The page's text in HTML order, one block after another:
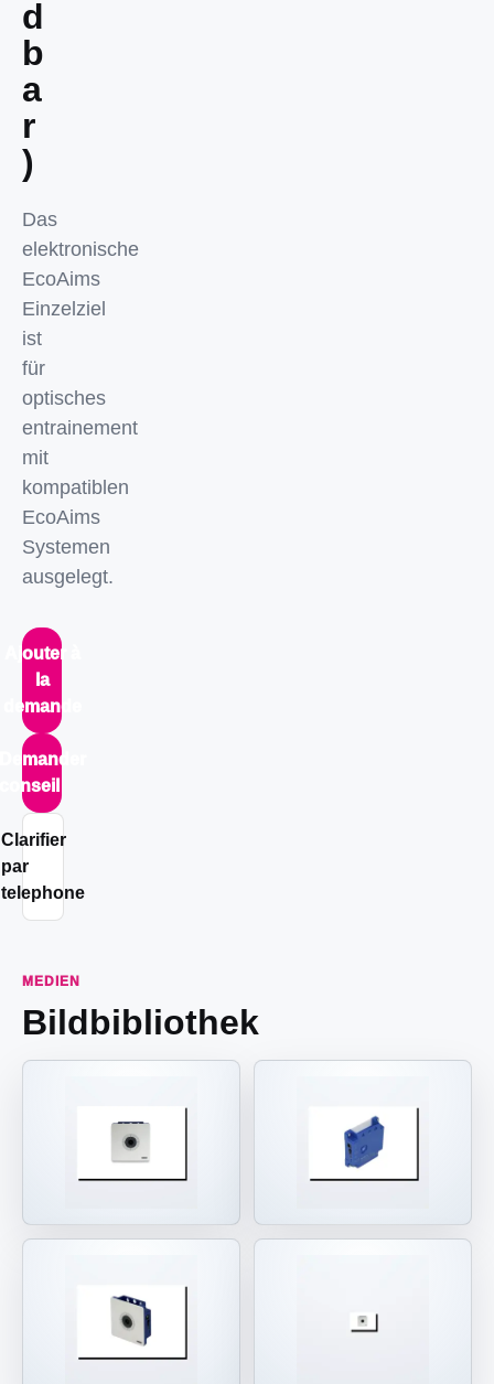
d
b
a
r
)
Das
elektronische
EcoAims
Einzelziel
ist
für
optisches
entrainement
mit
kompatiblen
EcoAims
Systemen
ausgelegt.
Ajouter à
la
demande
Clarifier
par
telephone
MEDIEN
Bildbibliothek